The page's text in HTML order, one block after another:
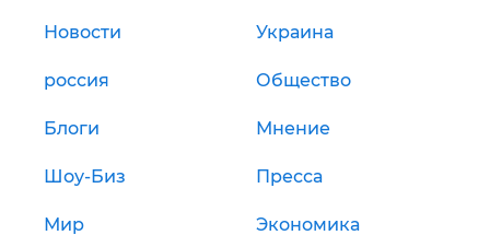
Новости Украина
россия Общество
Блоги Мнение
Шоу-Биз Пресса
Мир Экономика